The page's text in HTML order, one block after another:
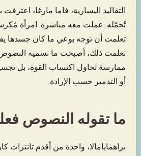
التقاليد اليسارية، فاما مارغا، اعترفت
تُجمّله. عملت معه مباشرة. امرأة
تعلمت أن توجه بوعي ما كان جسدها
تعلمت ذلك، أصبحت ما تسميه
ممارسة تحاول اكتساب القوة، بل
أو التدمير حسب الإرادة.
ما تقوله النصوص
براهمايامالا، واحدة من أقدم تانترات